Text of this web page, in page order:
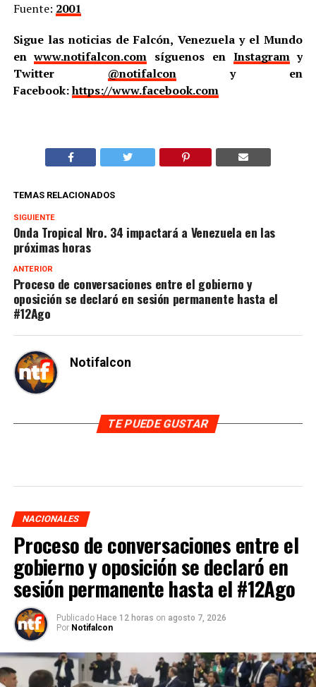
Fuente: 2001
Sigue las noticias de Falcón, Venezuela y el Mundo
enwww.notifalcon.com síguenos en Instagramy
Twitter @notifalcony en
Facebook:https://www.facebook.com
TEMAS RELACIONADOS
SIGUIENTE
Onda Tropical Nro. 34 impactará a Venezuela en las
próximas horas
ANTERIOR
Proceso de conversaciones entre el gobierno y
oposición se declaró en sesión permanente hasta el
#12Ago
Notifalcon
TE PUEDE GUSTAR
NACIONALES
Proceso de conversaciones entre el
gobierno y oposición se declaró en
sesión permanente hasta el #12Ago
Publicado Hace 12 horas on agosto 7, 2026
Por Notifalcon